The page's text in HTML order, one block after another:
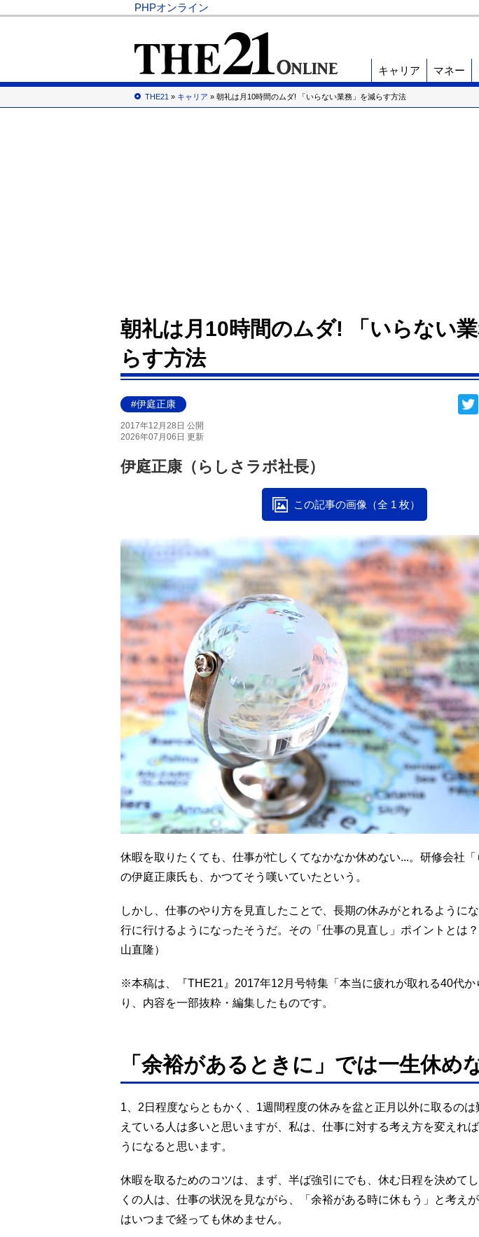
PHPオンライン
キャリア マネー
THE21 » キャリア » 朝礼は月10時間のムダ! 「いらない業務」を減らす方法
朝礼は月10時間のムダ! 「いらない
らす方法
#伊庭正康
2017年12月28日 公開
2026年07月06日 更新
伊庭正康（らしさラボ社長）
この記事の画像（全 1 枚）
休暇を取りたくても、仕事が忙しくてなかなか休めない...。研修会社
の伊庭正康氏も、かつてそう嘆いていたという。
しかし、仕事のやり方を見直したことで、長期の休みがとれるように
行に行けるようになったそうだ。その「仕事の見直し」ポイントとは
山直隆）
※本稿は、『THE21』2017年12月号特集「本当に疲れが取れる40代か
り、内容を一部抜粋・編集したものです。
「余裕があるときに」では一生休め
1、2日程度ならともかく、1週間程度の休みを盆と正月以外に取るのは
えている人は多いと思いますが、私は、仕事に対する考え方を変えれ
うになると思います。
休暇を取るためのコツは、まず、半ば強引にでも、休む日程を決めて
くの人は、仕事の状況を見ながら、「余裕がある時に休もう」と考え
はいつまで経っても休めません。